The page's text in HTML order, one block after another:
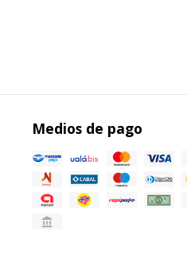
Medios de pago